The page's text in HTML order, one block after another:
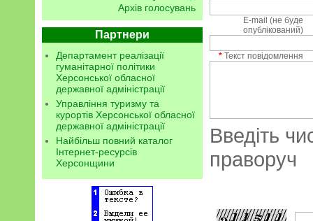
Архів голосувань
Партнери
Департамент реалізації
гуманітарної політики
Херсонської обласної
державної адміністрації
Управління туризму та
курортів Херсонської обласної
державної адміністрації
Найбільш повний каталог
Інтернет-ресурсів
Херсонщини
E-mail (не буде
опублікований)
* Текст повідомлення
Введіть
праворуч